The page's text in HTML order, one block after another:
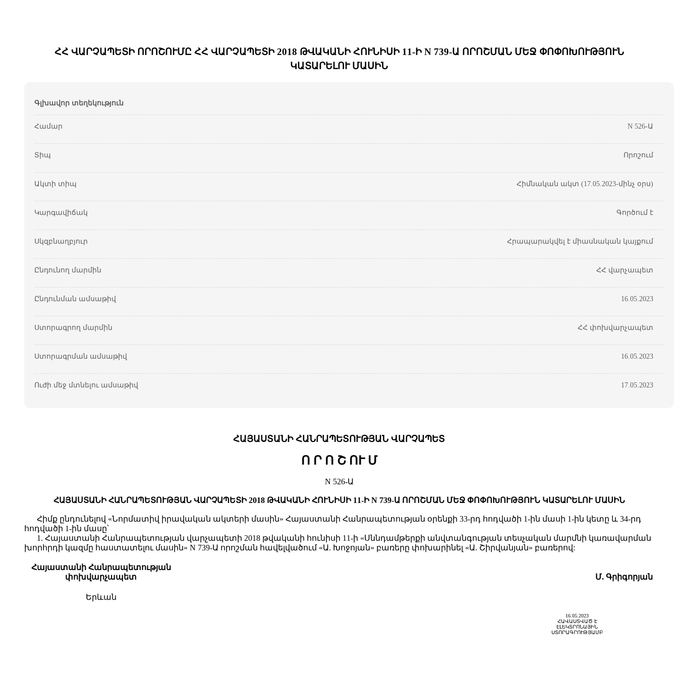
ՀՀ ՎԱՐՉԱՊԵՏԻ ՈՐՈՇՈՒՄԸ ՀՀ ՎԱՐՉԱՊԵՏԻ 2018 ԹՎԱԿԱՆԻ ՀՈՒՆԻՍԻ 11-Ի N 739-Ա ՈՐՈՇՄԱՆ ՄԵՋ ՓՈՓՈԽՈՒԹՅՈՒՆ
ԿԱՏԱՐԵԼՈՒ ՄԱՍԻՆ
Գլխավոր տեղեկություն
Համար N 526-Ա
Տիպ Որոշում
Ակտի տիպ Հիմնական ակտ (17.05.2023-մինչ օրս)
Կարգավիճակ Գործում է
Սկզբնաղբյուր Հրապարակվել է միասնական կայքում
Ընդունող մարմին ՀՀ վարչապետ
Ընդունման ամսաթիվ 16.05.2023
Ստորագրող մարմին ՀՀ փոխվարչապետ
Ստորագրման ամսաթիվ 16.05.2023
Ուժի մեջ մտնելու ամսաթիվ 17.05.2023
ՀԱՅԱՍՏԱՆԻ ՀԱՆՐԱՊԵՏՈՒԹՅԱՆ ՎԱՐՉԱՊԵՏ
Ո Ր Ո Շ ՈՒ Մ
N 526-Ա
ՀԱՅԱՍՏԱՆԻ ՀԱՆՐԱՊԵՏՈՒԹՅԱՆ ՎԱՐՉԱՊԵՏԻ 2018 ԹՎԱԿԱՆԻ ՀՈՒՆԻՍԻ 11-Ի N 739-Ա ՈՐՈՇՄԱՆ ՄԵՋ ՓՈՓՈԽՈՒԹՅՈՒՆ ԿԱՏԱՐԵԼՈՒ ՄԱՍԻՆ
Հիմք ընդունելով «Նորմատիվ իրավական ակտերի մասին» Հայաստանի Հանրապետության օրենքի 33-րդ հոդվածի 1-ին մասի 1-ին կետը և 34-րդ
հոդվածի 1-ին մասը՝
1. Հայաստանի Հանրապետության վարչապետի 2018 թվականի հունիսի 11-ի «Սննդամթերքի անվտանգության տեսչական մարմնի կառավարման
խորհրդի կազմը հաստատելու մասին» N 739-Ա որոշման հավելվածում «Ա. Խոջոյան» բառերը փոխարինել «Ա. Շիրվանյան» բառերով:
Հայաստանի Հանրապետության
փոխվարչապետ
Մ. Գրիգորյան
Երևան
16.05.2023
ՀԱՎԱՍՏՎԱԾ Է
ԷԼԵԿՏՐՈՆԱՅԻՆ
ՍՏՈՐԱԳՐՈՒԹՅԱՄԲ